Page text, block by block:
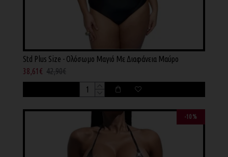
Std Plus Size - Ολόσωμο Μαγιό Με Διαφάνεια Μαύρο
38,61€ 42,90€
-10 %